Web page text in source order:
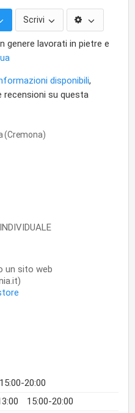
Scrivi
genere lavorati in pietre e
disponibili,
recensioni su questa
(Cremona)
un sito web
15:00-20:00
15:00-20:00